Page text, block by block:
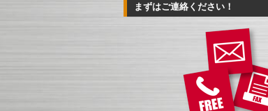
まずはご連絡ください！